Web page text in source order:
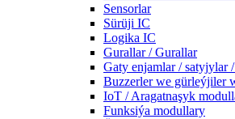
Sensorlar
Sürüji IC
Logika IC
Gurallar / Gurallar
Gaty enjamlar / satyjylar
Buzzerler we gürleýjiler
IoT / Aragatnaşyk
Funksiýa modullary